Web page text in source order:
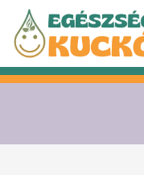
Kilépés
tartalomba